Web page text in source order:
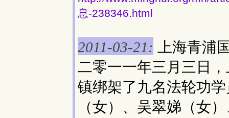
息-238346.html
2011-03-21: 上海青浦
二零一一年三月三日
镇绑架了九名法轮功
（女）、吴翠娣（女